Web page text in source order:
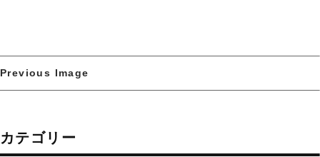
Previous Image
カテゴリー